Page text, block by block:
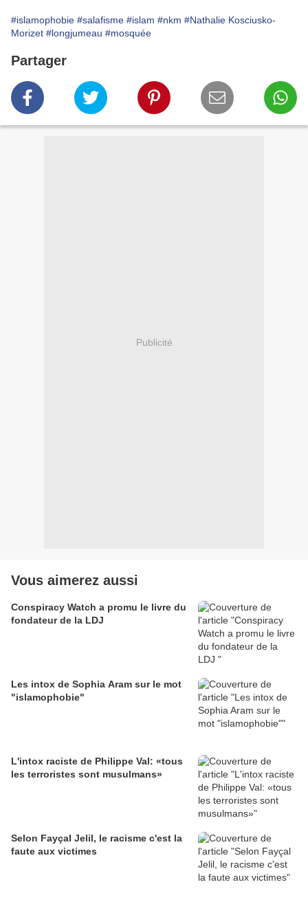
#islamophobie #salafisme #islam #nkm #Nathalie Kosciusko-
Morizet #longjumeau #mosquée
Partager
Publicité
Vous aimerez aussi
Conspiracy Watch a promu le livre du
fondateur de la LDJ
Les intox de Sophia Aram sur le mot
"islamophobie"
L'intox raciste de Philippe Val: «tous
les terroristes sont musulmans»
Selon Fayçal Jelil, le racisme c'est la
faute aux victimes